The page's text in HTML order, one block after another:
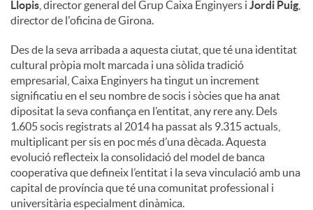
Llopis , director general del Grup Caixa Enginyers i Jordi Puig
director de l'oficina de Girona.
Des de la seva arribada a aquesta ciutat, que té una identitat
cultural pròpia molt marcada i una sòlida tradició
empresarial, Caixa Enginyers ha tingut un increment
significatiu en el seu nombre de socis i sòcies que ha anat
dipositat la seva confiança en l’entitat, any rere any. Dels
1.605 socis registrats al 2014 ha passat als 9.315 actuals,
multiplicant per sis en poc més d’una dècada. Aquesta
evolució reflecteix la consolidació del model de banca
cooperativa que defineix l’entitat i la seva vinculació amb una
capital de província que té una comunitat professional i
universitària especialment dinàmica.